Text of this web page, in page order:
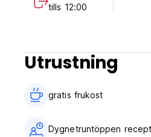
tills 12:00
Utrustning
gratis frukost‎
Dygnetruntöppen